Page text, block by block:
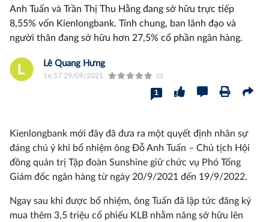
Anh Tuấn và Trần Thị Thu Hằng đang sở hữu trực tiếp
8,55% vốn Kienlongbank. Tính chung, ban lãnh đạo và
người thân đang sở hữu hơn 27,5% cổ phần ngân hàng.
Lê Quang Hưng
16:57 29/09/2021 (0)
1
Kienlongbank mới đây đã đưa ra một quyết định nhân sự
đáng chú ý khi bổ nhiệm ông Đỗ Anh Tuấn – Chủ tịch Hội
đồng quản trị Tập đoàn Sunshine giữ chức vụ Phó Tổng
Giám đốc ngân hàng từ ngày 20/9/2021 đến 19/9/2022.
Ngay sau khi được bổ nhiệm, ông Tuấn đã lập tức đăng ký
mua thêm 3,5 triệu cổ phiếu KLB nhằm nâng sở hữu lên